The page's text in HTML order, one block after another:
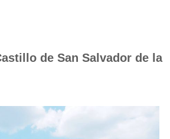
de San Salvador de la